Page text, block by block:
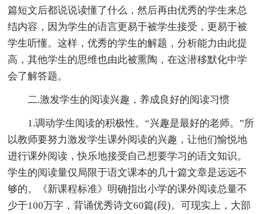
篇短文后都说说读懂了什么，然后再由优秀的学生来总
结内容，因为学生的语言更易于被学生接受，更易于被
学生听懂。这样，优秀的学生的解题，分析能力由此提
高，其他学生的思维也由此被熏陶，在这潜移默化中学
会了解答题。
二.激发学生的阅读兴趣，养成良好的阅读习惯
1.调动学生阅读的积极性。“兴趣是最好的老师。”所
以教师要努力激发学生课外阅读的兴趣，让他们愉悦地
进行课外阅读，快乐地接受自己想要学习的语文知识。
学生的阅读量仅局限于语文课本的几十篇文章是远远不
够的。《新课程标准》明确指出小学的课外阅读总量不
少于100万字，背诵优秀诗文60篇(段)。可现实上，大部